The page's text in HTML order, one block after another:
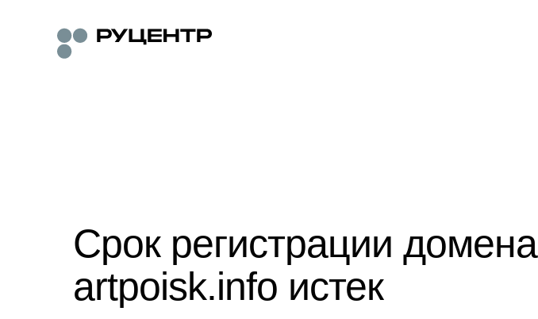
Срок регистрации домена
artpoisk.info истек